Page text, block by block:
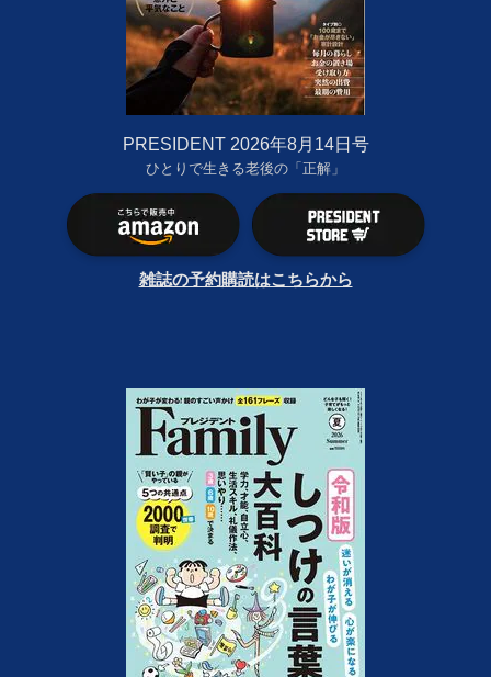
PRESIDENT 2026年8月14日号
ひとりで生きる老後の「正解」
雑誌の予約購読はこちらから